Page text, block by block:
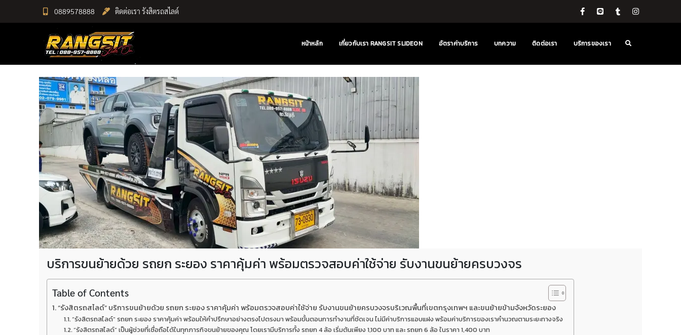
0889578888 ติดต่อเรา รังสิตรถสไลด์
หน้าหลัก เกี่ยวกับเรา RANGSIT SLIDEON อัตราค่าบริการ บทความ ติดต่อเรา บริการของเรา
บริการขนย้ายด้วย รถยก ระยอง ราคาคุ้มค่า พร้อมตรวจสอบค่าใช้จ่าย รับงานขนย้ายครบวงจร
Table of Contents
“รังสิตรถสไลด์” บริการขนย้ายด้วย รถยก ระยอง ราคาคุ้มค่า พร้อมตรวจสอบค่าใช้จ่าย รับงานขนย้ายครบวงจรบริเวณพื้นที่เขตกรุงเทพฯ และขนย้ายข้ามจังหวัดระยอง
“รังสิตรถสไลด์” รถยก ระยอง ราคาคุ้มค่า พร้อมให้คำปรึกษาอย่างตรงไปตรงมา พร้อมขั้นตอนการทำงานที่ชัดเจน ไม่มีค่าบริการแอบแฝง พร้อมค่าบริการของเราคำนวณตามระยะทางจริง
“รังสิตรถสไลด์” เป็นผู้ช่วยที่เชื่อถือได้ในทุกภารกิจขนย้ายของคุณ โดยเรามีบริการทั้ง รถยก 4 ล้อ เริ่มต้นเพียง 1,100 บาท และ รถยก 6 ล้อ ในราคา 1,400 บาท